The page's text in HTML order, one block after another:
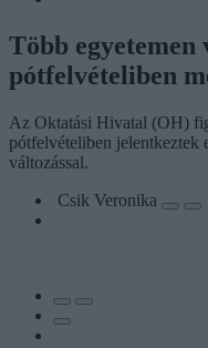
Több egyetemen
pótfelvételiben
Az Oktatási Hivatal (OH)
pótfelvételiben jelentkeztek
változással.
Csik Veronika